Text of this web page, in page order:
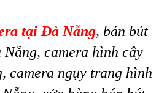
tại Đà Nẵng, bán bút
camera hình cây
camera ngụy trang hình